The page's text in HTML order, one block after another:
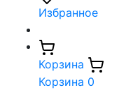
Избранное
Корзина
Корзина 0